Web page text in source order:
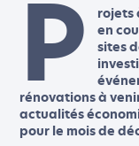
P
rojets
en
sites
rénovations à
actualités
pour le mois de